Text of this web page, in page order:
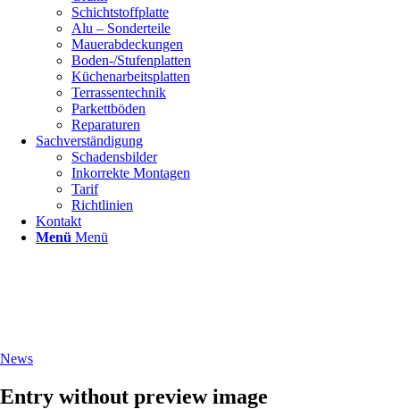
Schichtstoffplatte
Alu – Sonderteile
Mauerabdeckungen
Boden-/Stufenplatten
Küchenarbeitsplatten
Terrassentechnik
Parkettböden
Reparaturen
Sachverständigung
Schadensbilder
Inkorrekte Montagen
Tarif
Richtlinien
Kontakt
Menü Menü
News
Entry without preview image